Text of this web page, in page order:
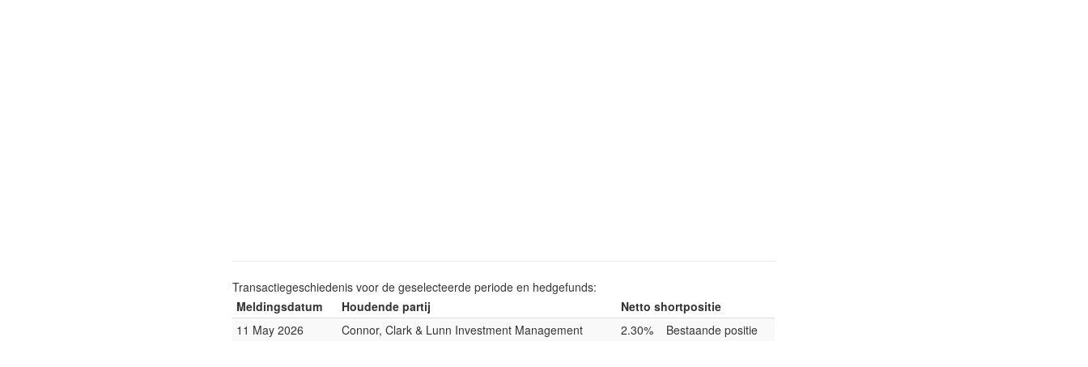
Transactiegeschiedenis voor de geselecteerde periode en hedgefunds:
Meldingsdatum
Houdende partij
Netto shortpositie
11 May 2026
Connor, Clark & Lunn Investment Management 2.30% Bestaande positie